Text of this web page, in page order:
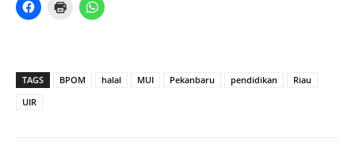
TAGS BPOM halal MUI Pekanbaru pendidikan
Riau
UIR